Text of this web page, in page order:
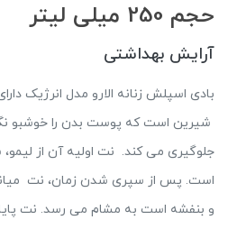
حجم 250 میلی لیتر
آرایش بهداشتی
بادی اسپلش زنانه الارو مدل انرژیک
شیرین است که پوست بدن را خوشبو
جلوگیری می کند. نت اولیه آن از
است. پس از سپری شدن زمان، نت
و بنفشه است به مشام می رسد. نت